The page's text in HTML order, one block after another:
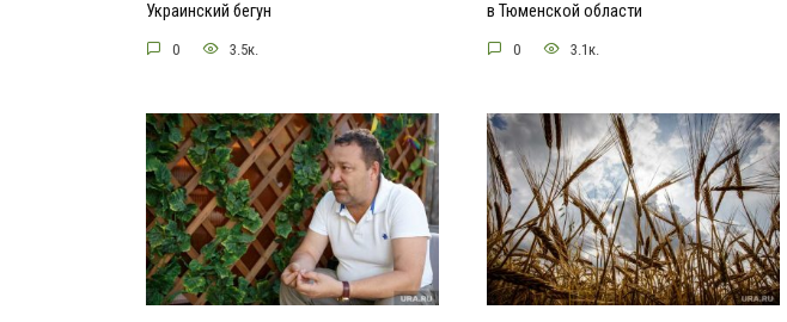
Украинский бегун
0 3.5к.
в Тюменской области
0 3.1к.